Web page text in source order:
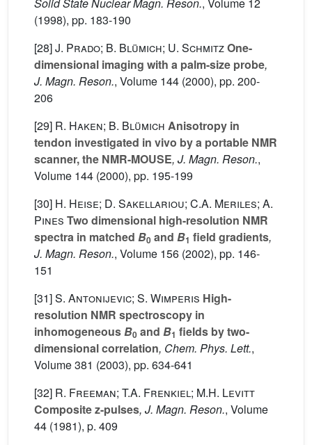
(1998), pp. 183-190
[28]J. Prado; B. Blümich; U. SchmitzOne-
dimensional imaging with a palm-size probe,
J. Magn. Reson., Volume 144 (2000), pp. 200-
206
[29] R. Haken; B. Blümich Anisotropy in
tendon investigated in vivo by a portable NMR
scanner, the NMR-MOUSE, J. Magn. Reson.,
Volume 144 (2000), pp. 195-199
[30] H. Heise; D. Sakellariou; C.A. Meriles; A.
Pines Two dimensional high-resolution NMR
spectra in matched B0 and B1 field gradients,
J. Magn. Reson., Volume 156 (2002), pp. 146-
151
[31]S. Antonijevic; S. Wimperis High-
resolution NMR spectroscopy in
inhomogeneousB0 and B1 fields by two-
dimensional correlation, Chem. Phys. Lett.,
Volume 381 (2003), pp. 634-641
[32] R. Freeman; T.A. Frenkiel; M.H. Levitt
Composite z-pulses, J. Magn. Reson., Volume
44 (1981), p. 409